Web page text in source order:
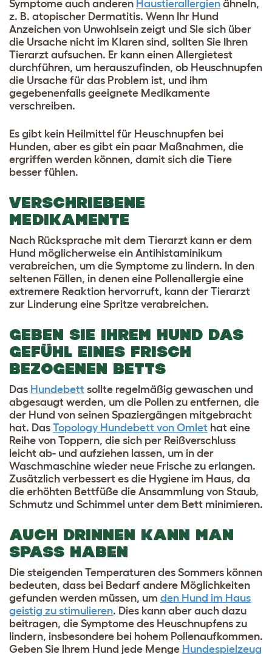
Symptome auch anderen Haustierallergien ähneln,
z. B. atopischer Dermatitis. Wenn Ihr Hund
Anzeichen von Unwohlsein zeigt und Sie sich über
die Ursache nicht im Klaren sind, sollten Sie Ihren
Tierarzt aufsuchen. Er kann einen Allergietest
durchführen, um herauszufinden, ob Heuschnupfen
die Ursache für das Problem ist, und ihm
gegebenenfalls geeignete Medikamente
verschreiben.
Es gibt kein Heilmittel für Heuschnupfen bei
Hunden, aber es gibt ein paar Maßnahmen, die
ergriffen werden können, damit sich die Tiere
besser fühlen.
VERSCHRIEBENE
MEDIKAMENTE
Nach Rücksprache mit dem Tierarzt kann er dem
Hund möglicherweise ein Antihistaminikum
verabreichen, um die Symptome zu lindern. In den
seltenen Fällen, in denen eine Pollenallergie eine
extremere Reaktion hervorruft, kann der Tierarzt
zur Linderung eine Spritze verabreichen.
GEBEN SIE IHREM HUND DAS
GEFÜHL EINES FRISCH
BEZOGENEN BETTS
Das Hundebett sollte regelmäßig gewaschen und
abgesaugt werden, um die Pollen zu entfernen, die
der Hund von seinen Spaziergängen mitgebracht
hat. Das Topology Hundebett von Omlet hat eine
Reihe von Toppern, die sich per Reißverschluss
leicht ab- und aufziehen lassen, um in der
Waschmaschine wieder neue Frische zu erlangen.
Zusätzlich verbessert es die Hygiene im Haus, da
die erhöhten Bettfüße die Ansammlung von Staub,
Schmutz und Schimmel unter dem Bett minimieren.
AUCH DRINNEN KANN MAN
SPASS HABEN
Die steigenden Temperaturen des Sommers können
bedeuten, dass bei Bedarf andere Möglichkeiten
gefunden werden müssen, um den Hund im Haus
geistig zu stimulieren. Dies kann aber auch dazu
beitragen, die Symptome des Heuschnupfens zu
lindern, insbesondere bei hohem Pollenaufkommen.
Geben Sie Ihrem Hund jede Menge Hundespielzeug